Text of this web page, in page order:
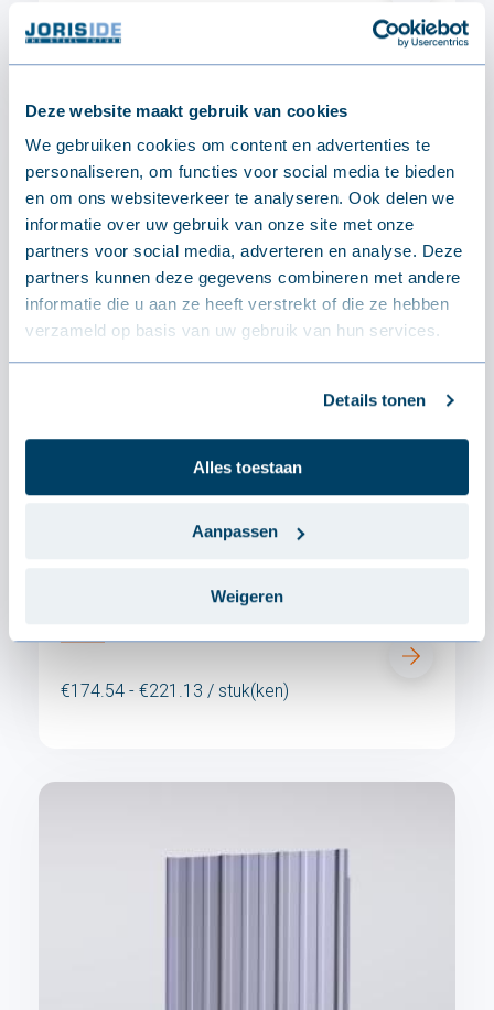
Deze website maakt gebruik van cookies
We gebruiken cookies om content en advertenties te
personaliseren, om functies voor social media te bieden
en om ons websiteverkeer te analyseren. Ook delen we
informatie over uw gebruik van onze site met onze
partners voor social media, adverteren en analyse. Deze
partners kunnen deze gegevens combineren met andere
informatie die u aan ze heeft verstrekt of die ze hebben
verzameld op basis van uw gebruik van hun services.
Details tonen
Alles toestaan
Aanpassen
Weigeren
€174.54 - €221.13 / stuk(ken)
Lichtstraat polycarbonaat 45-333-
€174.54 - €221.13 / stuk(ken)